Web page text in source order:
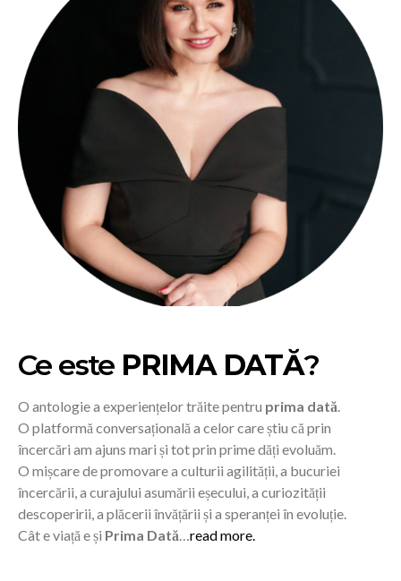
Ce este PRIMA DATĂ?
O antologie a experiențelor trăite pentru prima dată.
O platformă conversațională a celor care știu că prin
încercări am ajuns mari și tot prin prime dăți evoluăm.
O mișcare de promovare a culturii agilității, a bucuriei
încercării, a curajului asumării eșecului, a curiozității
descoperirii, a plăcerii învățării și a speranței în evoluție.
Cât e viață e și Prima Dată…read more.